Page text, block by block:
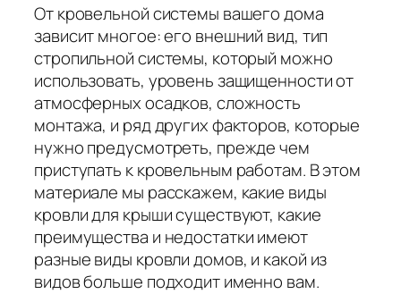
От кровельной системы вашего дома
зависит многое: его внешний вид, тип
стропильной системы, который можно
использовать, уровень защищенности от
атмосферных осадков, сложность
монтажа, и ряд других факторов, которые
нужно предусмотреть, прежде чем
приступать к кровельным работам. В этом
материале мы расскажем, какие виды
кровли для крыши существуют, какие
преимущества и недостатки имеют
разные виды кровли домов, и какой из
видов больше подходит именно вам.